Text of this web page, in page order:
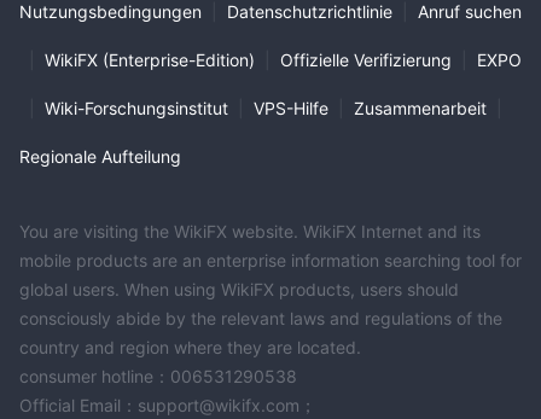
Nutzungsbedingungen Datenschutzrichtlinie Anruf suchen
WikiFX (Enterprise-Edition) Offizielle Verifizierung EXPO
Wiki-Forschungsinstitut VPS-Hilfe Zusammenarbeit
Regionale Aufteilung
You are visiting the WikiFX website. WikiFX Internet and its
mobile products are an enterprise information searching tool for
global users. When using WikiFX products, users should
consciously abide by the relevant laws and regulations of the
country and region where they are located.
consumer hotline：006531290538
Official Email：support@wikifx.com；